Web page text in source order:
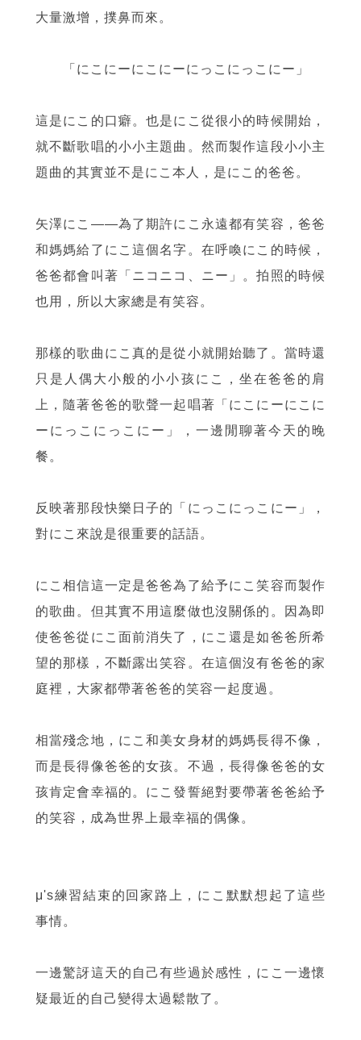
大量激增，撲鼻而來。
「にこにーにこにーにっこにっこにー」
這是にこ的口癖。也是にこ從很小的時候開始，
就不斷歌唱的小小主題曲。然而製作這段小小主
題曲的其實並不是にこ本人，是にこ的爸爸。
矢澤にこ——為了期許にこ永遠都有笑容，爸爸
和媽媽給了にこ這個名字。在呼喚にこ的時候，
爸爸都會叫著「ニコニコ、ニー」。拍照的時候
也用，所以大家總是有笑容。
那樣的歌曲にこ真的是從小就開始聽了。當時還
只是人偶大小般的小小孩にこ，坐在爸爸的肩
上，隨著爸爸的歌聲一起唱著「にこにーにこに
ーにっこにっこにー」，一邊閒聊著今天的晚
餐。
反映著那段快樂日子的「にっこにっこにー」，
對にこ來說是很重要的話語。
にこ相信這一定是爸爸為了給予にこ笑容而製作
的歌曲。但其實不用這麼做也沒關係的。因為即
使爸爸從にこ面前消失了，にこ還是如爸爸所希
望的那樣，不斷露出笑容。在這個沒有爸爸的家
庭裡，大家都帶著爸爸的笑容一起度過。
相當殘念地，にこ和美女身材的媽媽長得不像，
而是長得像爸爸的女孩。不過，長得像爸爸的女
孩肯定會幸福的。にこ發誓絕對要帶著爸爸給予
的笑容，成為世界上最幸福的偶像。
μ's練習結束的回家路上，にこ默默想起了這些
事情。
一邊驚訝這天的自己有些過於感性，にこ一邊懷
疑最近的自己變得太過鬆散了。